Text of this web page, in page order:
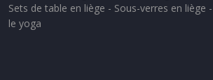
Sets de table en liège - Sous-verres en liège
le yoga